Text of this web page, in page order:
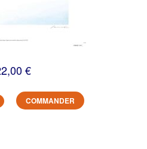
€
COMMANDER